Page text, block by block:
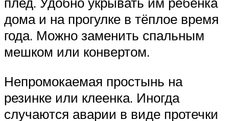
дома и на прогулке в тёплое время
года. Можно заменить спальным
мешком или конвертом.
Непромокаемая простынь на
резинке или клеенка. Иногда
случаются аварии в виде протечки